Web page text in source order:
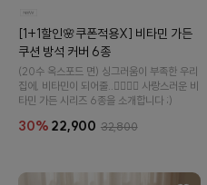
[1+1할인🌸쿠폰적용X] 비타민 가든
쿠션 방석 커버 6종
(20수 옥스포드 면) 싱그러움이 부족한 우리
집에, 비타민이 되어줄..👉🏻👈🏻 사랑스러운 비
타민 가든 시리즈 6종을 소개합니다 ;)
30% 22,900 32,800